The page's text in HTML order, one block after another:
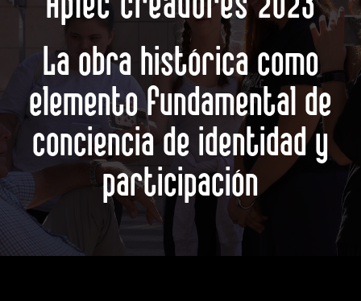
La obra histórica como
elemento fundamental de
conciencia de identidad y
participación